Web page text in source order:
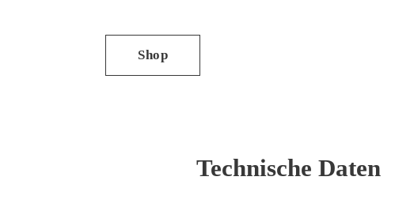
Shop
Technische Daten